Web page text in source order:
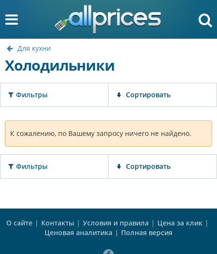
Для кухни
Холодильники
Фильтры Сортировать
К сожалению, по Вашему запросу ничего не найдено.
Фильтры Сортировать
О сайте | Контакты | Условия и правила | Цена за клик |
Ценовая аналитика | Полная версия